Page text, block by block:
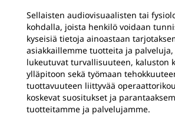
Sellaisten audiovisuaalisten tai
kohdalla, joista henkilö voidaan
kyseisiä tietoja ainoastaan
asiakkaillemme tuotteita ja
lukeutuvat turvallisuuteen, kaluston
ylläpitoon sekä työmaan
tuottavuuteen liittyvää
koskevat suositukset ja
tuotteitamme ja palvelujamme.